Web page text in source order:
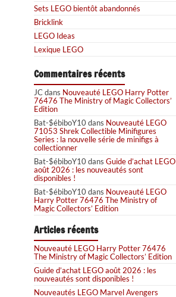
Sets LEGO bientôt abandonnés
Bricklink
LEGO Ideas
Lexique LEGO
Commentaires récents
JCdans Nouveauté LEGO Harry Potter
76476 The Ministry of Magic Collectors’
Edition
Bat-$ébiboY10dans Nouveauté LEGO
71053 Shrek Collectible Minifigures
Series : la nouvelle série de minifigs à
collectionner
Bat-$ébiboY10dans Guide d’achat LEGO
août 2026 : les nouveautés sont
disponibles !
Bat-$ébiboY10dans Nouveauté LEGO
Harry Potter 76476 The Ministry of
Magic Collectors’ Edition
Articles récents
Nouveauté LEGO Harry Potter 76476
The Ministry of Magic Collectors’ Edition
Guide d’achat LEGO août 2026 : les
nouveautés sont disponibles !
Nouveautés LEGO Marvel Avengers